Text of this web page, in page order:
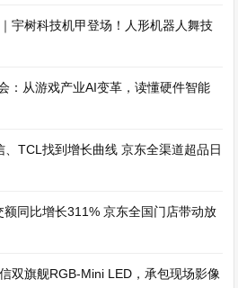
宇树科技机甲登场！人形机器人舞技
：从游戏产业AI变革，读懂硬件智能
、TCL找到增长曲线 京东全渠道超品日
同比增长311% 京东全国门店带动放
双旗舰RGB-Mini LED，承包现场影像